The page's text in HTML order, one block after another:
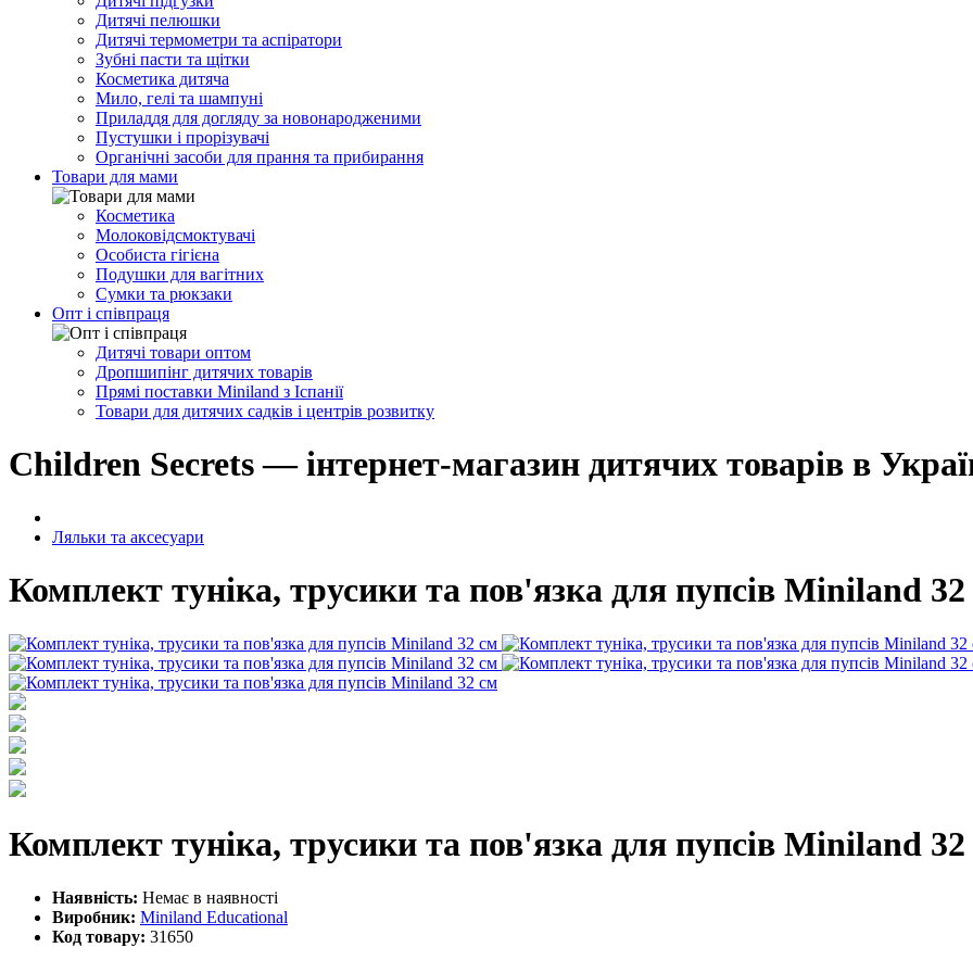
Дитячі пелюшки
Дитячі термометри та аспіратори
Зубні пасти та щітки
Косметика дитяча
Мило, гелі та шампуні
Приладдя для догляду за новонародженими
Пустушки і прорізувачі
Органічні засоби для прання та прибирання
Товари для мами
Косметика
Молоковідсмоктувачі
Особиста гігієна
Подушки для вагітних
Сумки та рюкзаки
Опт і співпраця
Дитячі товари оптом
Дропшипінг дитячих товарів
Прямі поставки Miniland з Іспанії
Товари для дитячих садків і центрів розвитку
Children Secrets — інтернет-магазин дитячих товарів в
Ляльки та аксесуари
Комплект туніка, трусики та пов'язка для пупсів Miniland
Комплект туніка, трусики та пов'язка для пупсів Miniland
Наявність: Немає в наявності
Виробник: Miniland Educational
Код товару: 31650